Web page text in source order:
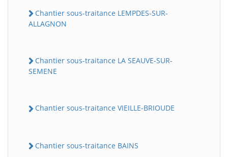
Chantier sous-traitance LEMPDES-SUR-
ALLAGNON
Chantier sous-traitance LA SEAUVE-SUR-
SEMENE
Chantier sous-traitance VIEILLE-BRIOUDE
Chantier sous-traitance BAINS